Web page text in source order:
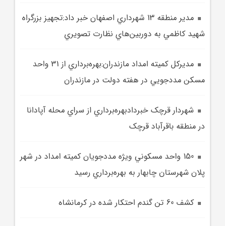
مدير منطقه 13 شهرداري اصفهان خبر داد:تجهيز بزرگراه
شهيد کاظمي به دوربين‌هاي نظارت تصويري
مديرکل کميته امداد مازندران:بهره‌برداري از 31 واحد
مسکن مددجويي در هفته دولت در مازندران
شهردار قرچک خبردادبهره‌برداري از سراي محله آپادانا
در منطقه باقرآباد قرچک
150 واحد مسکوني ويژه مددجويان کميته امداد در شهر
پلان شهرستان چابهار به بهره‌برداري رسيد
کشف 60 تن گندم احتکار شده در کرمانشاه